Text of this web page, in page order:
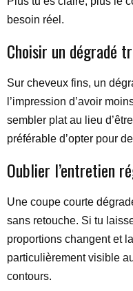
besoin réel.
Choisir un dégradé
Sur cheveux fins, un
l’impression d’avoir
sembler plat au lieu
préférable d’opter pour
Oublier l’entretien
Une coupe courte
sans retouche. Si tu
proportions changent et
particulièrement visible
contours.